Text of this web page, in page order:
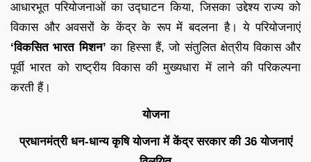
आधारभूत परियोजनाओं का उद्घाटन किया, जिसका उद्देश्य राज्य को
विकास और अवसरों के केंद्र के रूप में बदलना है। ये परियोजनाएं
‘विकसित भारत मिशन’ का हिस्सा हैं, जो संतुलित क्षेत्रीय विकास और
पूर्वी भारत को राष्ट्रीय विकास की मुख्यधारा में लाने की परिकल्पना
करती हैं।
योजना
प्रधानमंत्री धन-धान्य कृषि योजना में केंद्र सरकार की 36 योजनाएं